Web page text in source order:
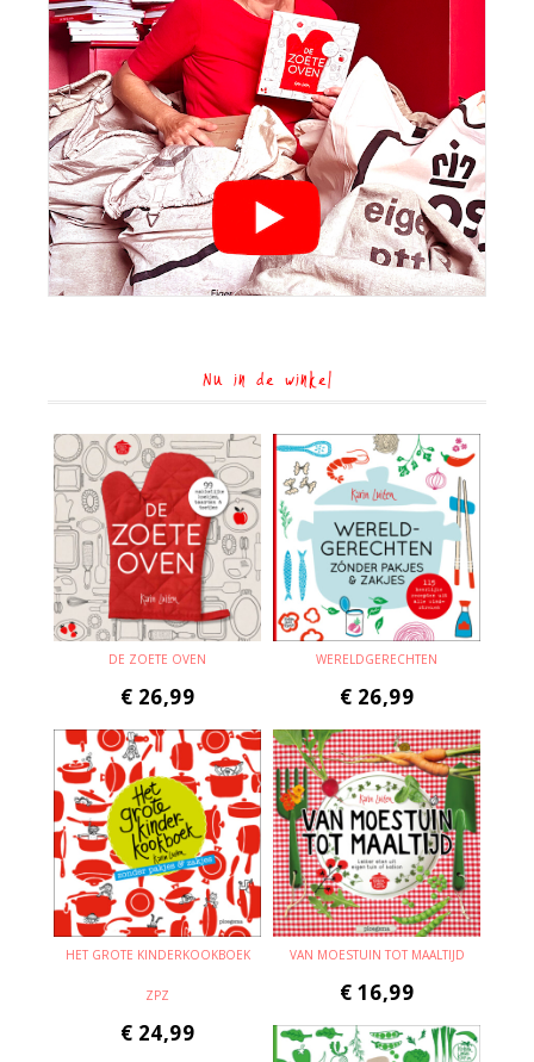
Nu in de winkel
DE ZOETE OVEN
€ 26,99
WERELDGERECHTEN
€ 26,99
HET GROTE KINDERKOOKBOEK
ZPZ
€ 24,99
VAN MOESTUIN TOT MAALTIJD
€ 16,99